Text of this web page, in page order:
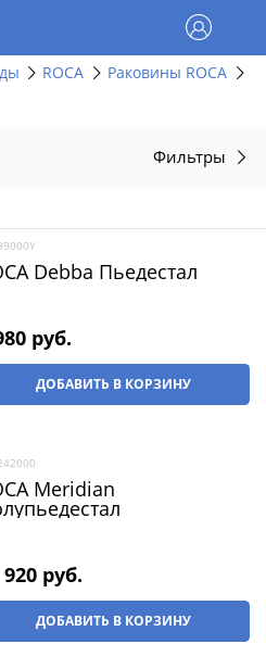
ROCA Раковины ROCA
Фильтры
Debba Пьедестал
руб.
ДОБАВИТЬ В КОРЗИНУ
Meridian
920 руб.
ДОБАВИТЬ В КОРЗИНУ